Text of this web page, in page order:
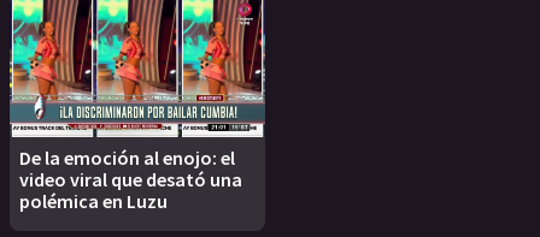
De la emoción al enojo: el
video viral que desató una
polémica en Luzu